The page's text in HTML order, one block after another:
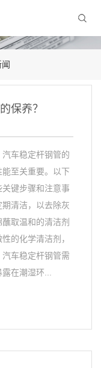
保养？​
车稳定杆钢管的
至关重要。以下
键步骤和注意事
清洁，以去除灰
取温和的清洁剂
的化学清洁剂，
车稳定杆钢管需
在潮湿环...